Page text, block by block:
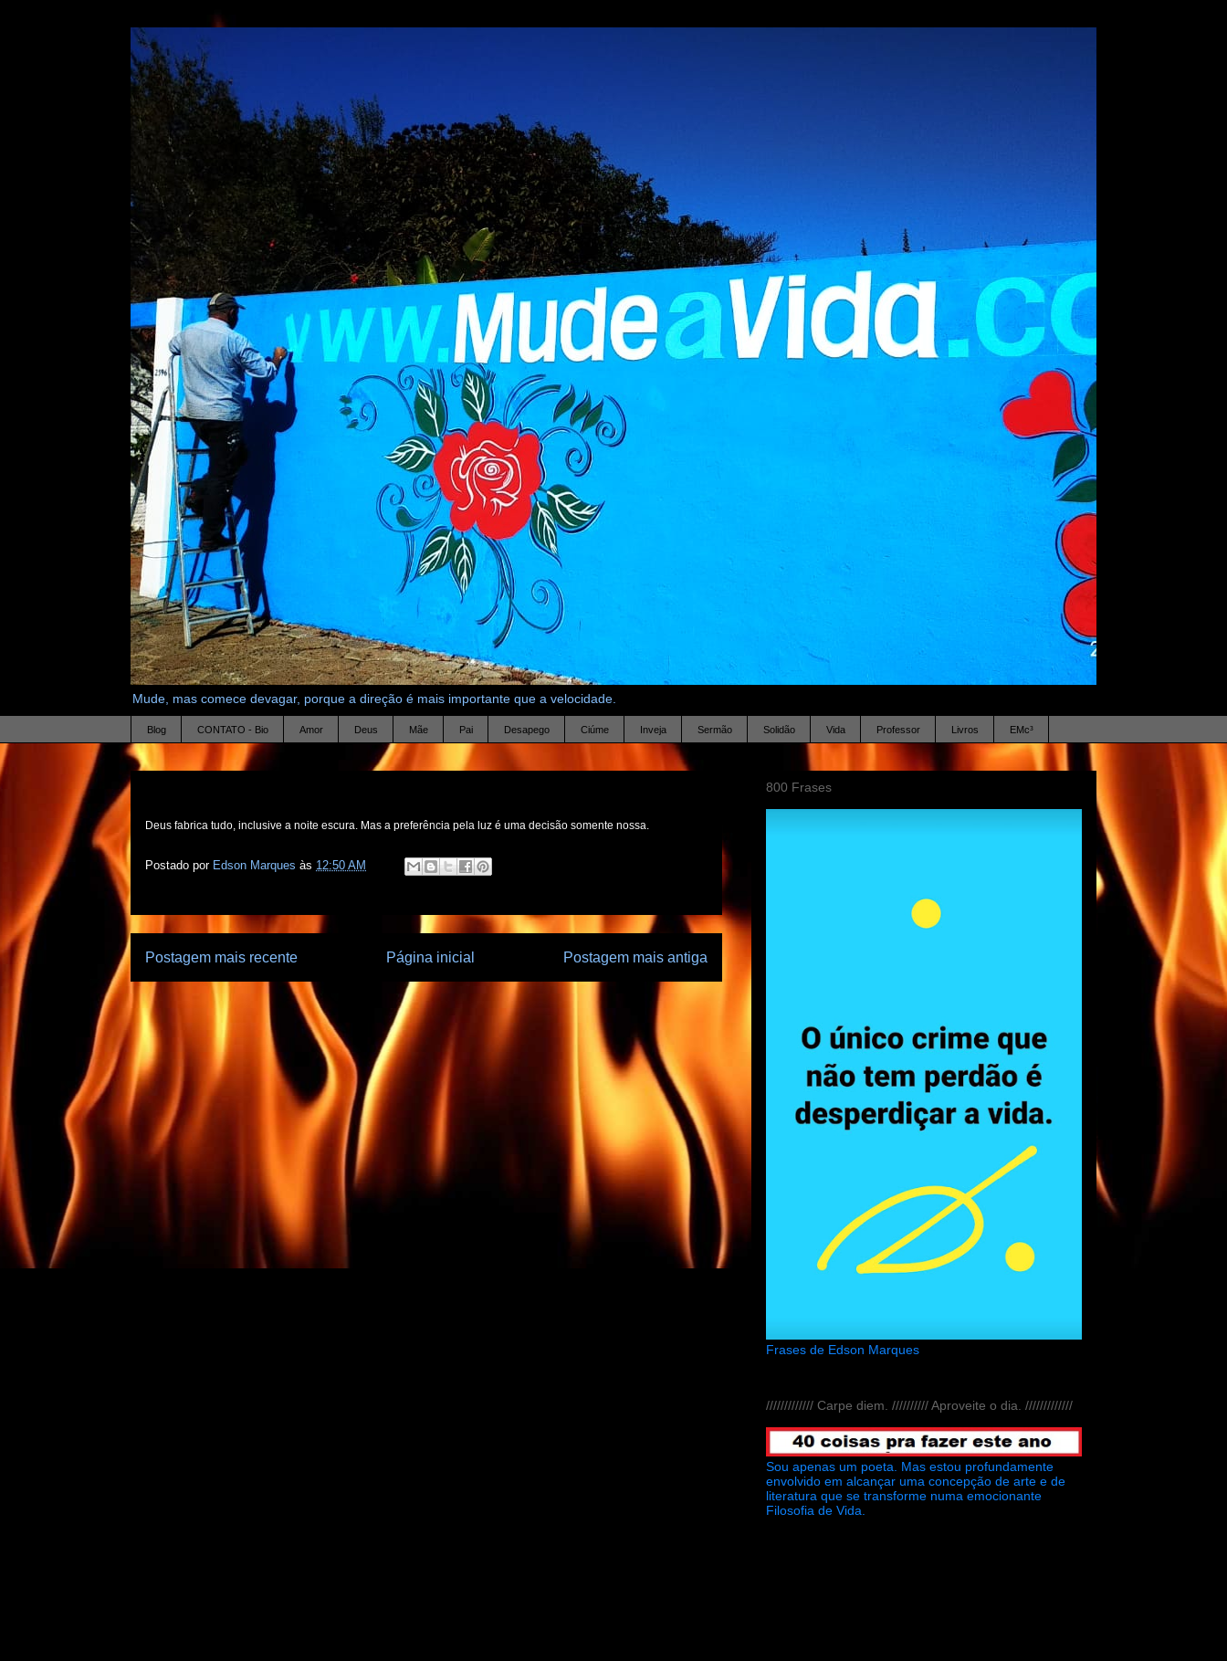
Mude, mas comece devagar, porque a direção é mais importante que a velocidade.
Blog CONTATO - Bio Amor Deus Mãe Pai Desapego Ciúme Inveja Sermão Solidão Vida Professor Livros EMc³
Deus fabrica tudo, inclusive a noite escura. Mas a preferência pela luz é uma decisão somente nossa.
Postado por Edson Marques às 12:50 AM
Postagem mais recente Postagem mais antiga
Página inicial
800 Frases
Frases de Edson Marques
///////////// Carpe diem. ////////// Aproveite o dia. /////////////
Sou apenas um poeta. Mas estou profundamente
envolvido em alcançar uma concepção de arte e de
literatura que se transforme numa emocionante
Filosofia de Vida.